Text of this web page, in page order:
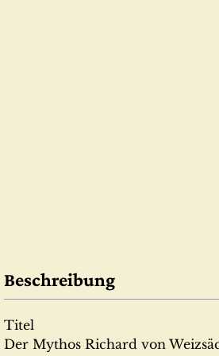
Beschreibung
Titel
Der Mythos Richard von